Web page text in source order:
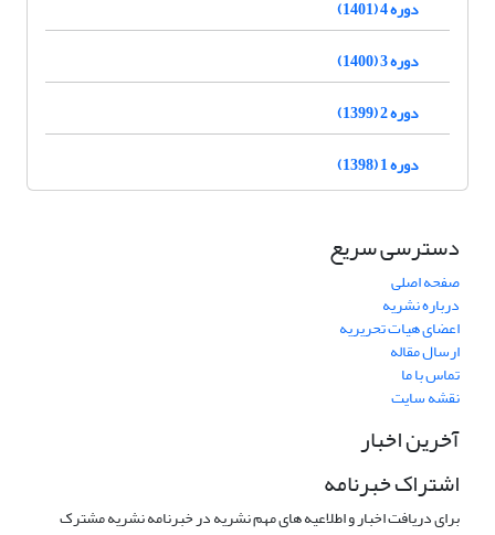
دوره 4 (1401)
دوره 3 (1400)
دوره 2 (1399)
دوره 1 (1398)
دسترسی سریع
صفحه اصلی
درباره نشریه
اعضای هیات تحریریه
ارسال مقاله
تماس با ما
نقشه سایت
آخرین اخبار
اشتراک خبرنامه
برای دریافت اخبار و اطلاعیه های مهم نشریه در خبرنامه نشریه مشترک